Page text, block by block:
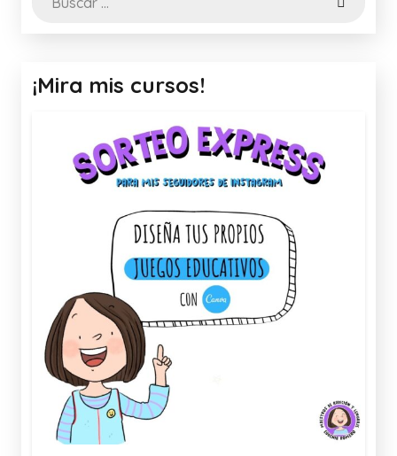
¡Mira mis cursos!